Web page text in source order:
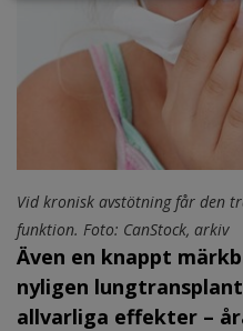
Vid kronisk avstötning får den
funktion. Foto: CanStock, arkiv
Även en knappt
nyligen
allvarliga effekter –